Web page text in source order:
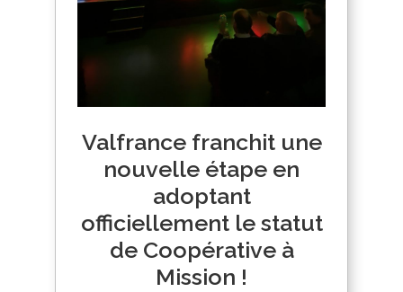
Valfrance franchit une
nouvelle étape en
adoptant
officiellement le statut
de Coopérative à
Mission !